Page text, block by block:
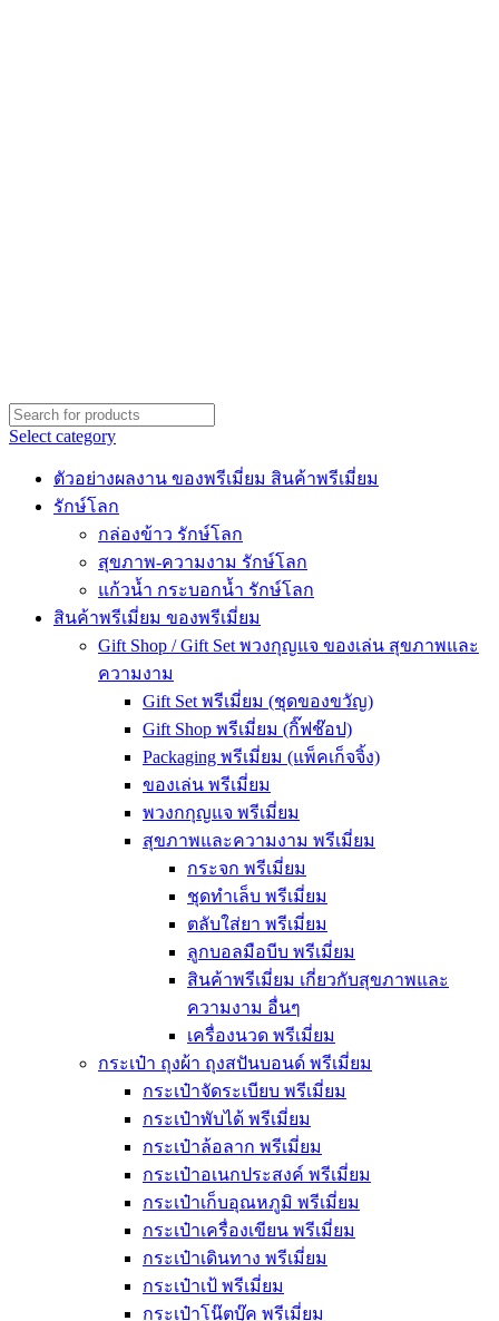
Select category
ตัวอย่างผลงาน ของพรีเมี่ยม สินค้าพรีเมี่ยม
รักษ์โลก
กล่องข้าว รักษ์โลก
สุขภาพ-ความงาม รักษ์โลก
แก้วน้ำ กระบอกน้ำ รักษ์โลก
สินค้าพรีเมี่ยม ของพรีเมี่ยม
Gift Shop / Gift Set พวงกุญแจ ของเล่น สุขภาพและ
ความงาม
Gift Set พรีเมี่ยม (ชุดของขวัญ)
Gift Shop พรีเมี่ยม (กิ๊ฟช๊อป)
Packaging พรีเมี่ยม (แพ็คเก็จจิ้ง)
ของเล่น พรีเมี่ยม
พวงกกุญแจ พรีเมี่ยม
สุขภาพและความงาม พรีเมี่ยม
กระจก พรีเมี่ยม
ชุดทำเล็บ พรีเมี่ยม
ตลับใส่ยา พรีเมี่ยม
ลูกบอลมือบีบ พรีเมี่ยม
สินค้าพรีเมี่ยม เกี่ยวกับสุขภาพและ
ความงาม อื่นๆ
เครื่องนวด พรีเมี่ยม
กระเป๋า ถุงผ้า ถุงสปันบอนด์ พรีเมี่ยม
กระเป๋าจัดระเบียบ พรีเมี่ยม
กระเป๋าพับได้ พรีเมี่ยม
กระเป๋าล้อลาก พรีเมี่ยม
กระเป๋าอเนกประสงค์ พรีเมี่ยม
กระเป๋าเก็บอุณหภูมิ พรีเมี่ยม
กระเป๋าเครื่องเขียน พรีเมี่ยม
กระเป๋าเดินทาง พรีเมี่ยม
กระเป๋าเป้ พรีเมี่ยม
กระเป๋าโน๊ตบุ๊ค พรีเมี่ยม